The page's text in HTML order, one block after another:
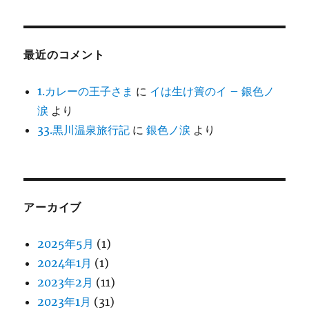
最近のコメント
1.カレーの王子さま に イは生け簀のイ – 銀色ノ
涙 より
33.黒川温泉旅行記 に銀色ノ涙 より
アーカイブ
2025年5月 (1)
2024年1月 (1)
2023年2月 (11)
2023年1月 (31)